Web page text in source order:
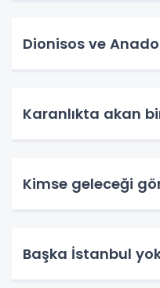
Dionisos ve
Karanlıkta akan
Kimse geleceği
Başka İstanbul